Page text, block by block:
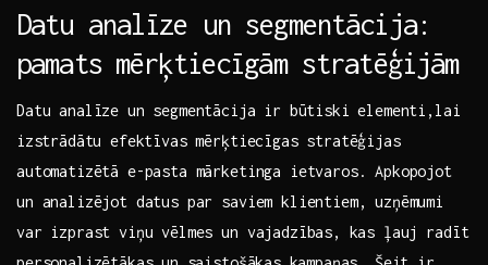
Datu analīze un ‌segmentācija:
pamats⁤ mērķtiecīgām stratēģijām
Datu analīze un segmentācija ⁤ir būtiski elementi,lai
⁣izstrādātu efektīvas ‍mērķtiecīgas stratēģijas
automatizētā e-pasta mārketinga ietvaros. Apkopojot​
un analizējot datus​ par saviem klientiem, uzņēmumi
var izprast viņu vēlmes un vajadzības, ⁢kas ‍ļauj radīt